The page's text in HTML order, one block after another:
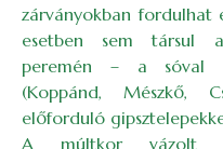
zárványokban fordulhat
esetben sem társul
peremén – a sóval
(Koppánd, Mészkő,
előforduló
A múltkor vázolt